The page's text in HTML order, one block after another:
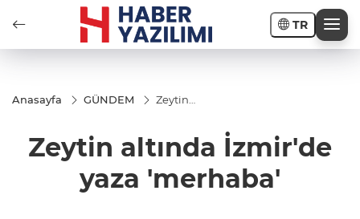
TR
Anasayfa GÜNDEM
Zeytin
'merhaba'
Zeytin altında İzmir'de
yaza 'merhaba'